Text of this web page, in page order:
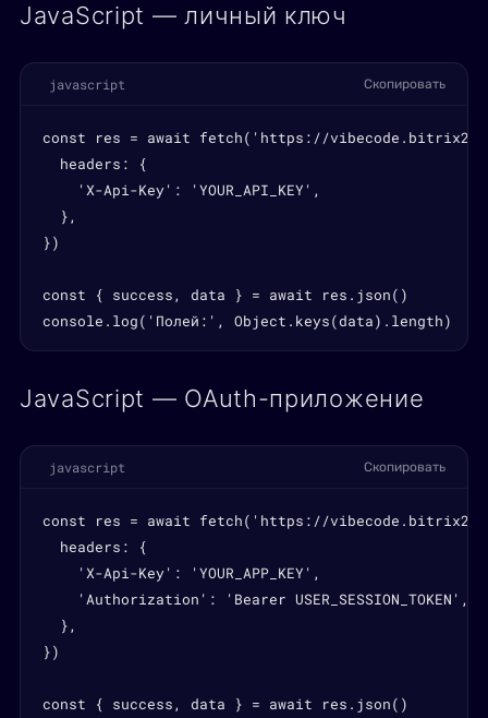
JavaScript — личный ключ
javascript Скопировать
const res = await fetch('https://
  headers: {
    'X-Api-Key': 'YOUR_API_KEY',
  },
})
const { success, data } = await res.json()
console.log('Полей:', Object.keys(data).length)
JavaScript — OAuth-приложение
javascript Скопировать
const res = await fetch('https://
  headers: {
    'X-Api-Key': 'YOUR_APP_KEY',
    'Authorization': 'Bearer USER_SESSION_TOKEN',
  },
})
const { success, data } = await res.json()